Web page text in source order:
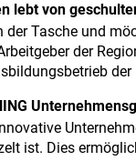
lebt von
Tasche und
der
ist. Dies